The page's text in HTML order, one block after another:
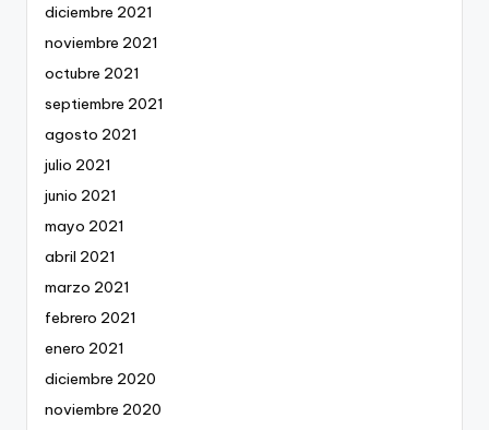
diciembre 2021
noviembre 2021
octubre 2021
septiembre 2021
agosto 2021
julio 2021
junio 2021
mayo 2021
abril 2021
marzo 2021
febrero 2021
enero 2021
diciembre 2020
noviembre 2020